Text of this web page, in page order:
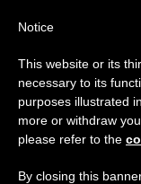
GIORNO
Notice
This website or its
necessary to its
purposes illustrated
more or withdraw
please refer to the
By closing this